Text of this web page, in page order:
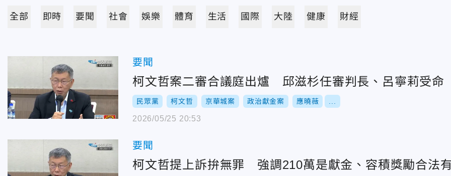
全部 即時 要聞 社會 娛樂 體育 生活 國際 大陸 健康 財經
要聞
柯文哲案二審合議庭出爐 邱滋杉任審判長、呂寧莉受命
民眾黨 柯文哲 京華城案 政治獻金案 應曉薇
2026/05/25 20:53
要聞
柯文哲提上訴拚無罪 強調210萬是獻金、容積獎勵合法